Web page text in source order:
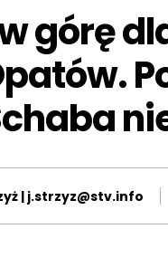
górę
| j.strzyz@stv.info